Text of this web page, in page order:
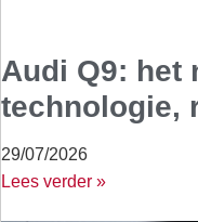
Audi Q9: het
technologie,
29/07/2026
Lees verder »